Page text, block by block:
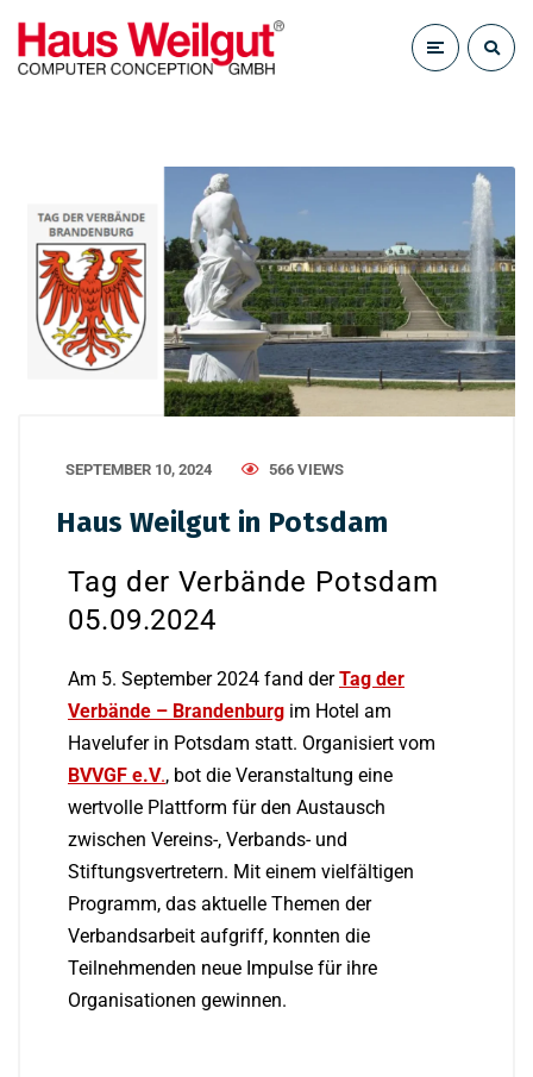
SEPTEMBER 10, 2024 566 VIEWS
Haus Weilgut in Potsdam
Tag der Verbände Potsdam
05.09.2024
Am 5. September 2024 fand derTag der
Verbände – Brandenburg im Hotel am
Havelufer in Potsdam statt. Organisiert vom
BVVGF e.V., bot die Veranstaltung eine
wertvolle Plattform für den Austausch
zwischen Vereins-, Verbands- und
Stiftungsvertretern. Mit einem vielfältigen
Programm, das aktuelle Themen der
Verbandsarbeit aufgriff, konnten die
Teilnehmenden neue Impulse für ihre
Organisationen gewinnen.